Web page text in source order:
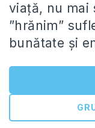
viață, nu mai
”hrănim”
bunătate și